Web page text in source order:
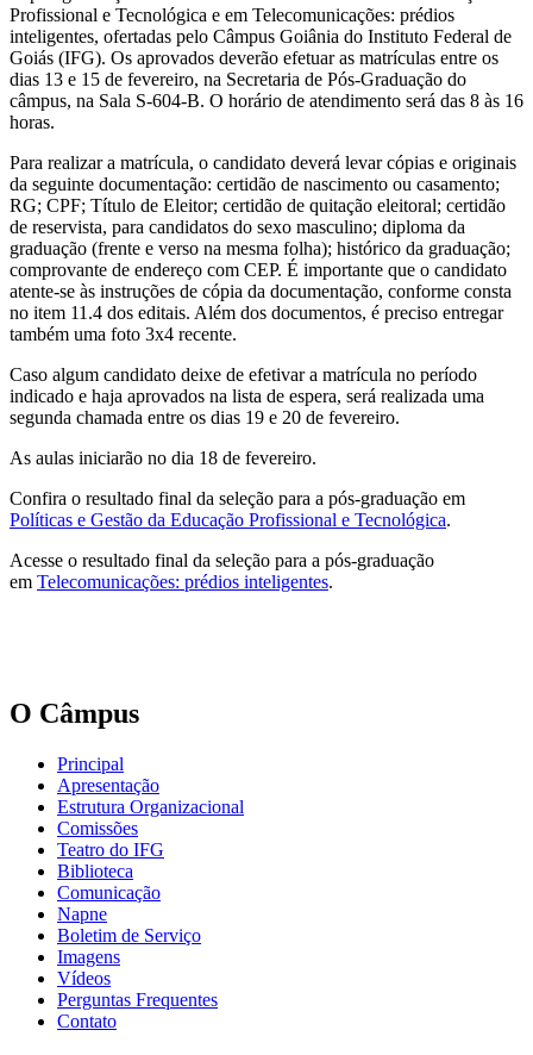
Profissional e Tecnológica e em Telecomunicações: prédios
inteligentes, ofertadas pelo Câmpus Goiânia do Instituto Federal de
Goiás (IFG). Os aprovados deverão efetuar as matrículas entre os
dias 13 e 15 de fevereiro, na Secretaria de Pós-Graduação do
câmpus, na Sala S-604-B. O horário de atendimento será das 8 às 16
horas.
Para realizar a matrícula, o candidato deverá levar cópias e originais
da seguinte documentação: certidão de nascimento ou casamento;
RG; CPF; Título de Eleitor; certidão de quitação eleitoral; certidão
de reservista, para candidatos do sexo masculino; diploma da
graduação (frente e verso na mesma folha); histórico da graduação;
comprovante de endereço com CEP. É importante que o candidato
atente-se às instruções de cópia da documentação, conforme consta
no item 11.4 dos editais. Além dos documentos, é preciso entregar
também uma foto 3x4 recente.
Caso algum candidato deixe de efetivar a matrícula no período
indicado e haja aprovados na lista de espera, será realizada uma
segunda chamada entre os dias 19 e 20 de fevereiro.
As aulas iniciarão no dia 18 de fevereiro.
Confira o resultado final da seleção para a pós-graduação em
Políticas e Gestão da Educação Profissional e Tecnológica.
Acesse o resultado final da seleção para a pós-graduação
em Telecomunicações: prédios inteligentes.
O Câmpus
Principal
Apresentação
Estrutura Organizacional
Comissões
Teatro do IFG
Biblioteca
Comunicação
Napne
Boletim de Serviço
Imagens
Vídeos
Perguntas Frequentes
Contato